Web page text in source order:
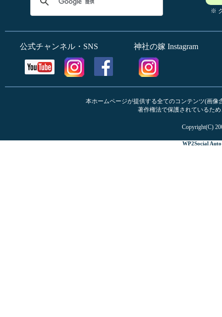
※
公式チャンネル・SNS 神社の嫁 Instagram
本ホームページが提供する全てのコンテンツ(画
著作権法で保護されているた
Copyright(C)
WP2Social